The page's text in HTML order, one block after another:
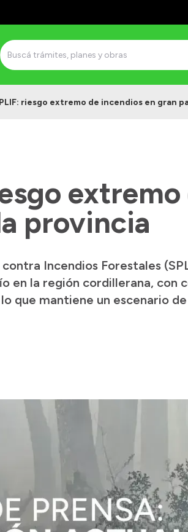
riesgo extremo de incendios en gran
provincia
Incendios Forestales
en la región cordillerana, con
que mantiene un escenario